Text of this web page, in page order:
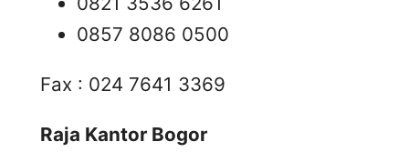
0857 8086 0500
Fax : 024 7641 3369
Raja Kantor Bogor